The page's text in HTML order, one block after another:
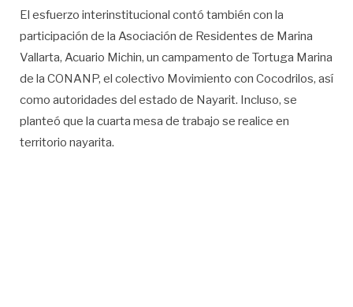
El esfuerzo interinstitucional contó también con la
participación de la Asociación de Residentes de Marina
Vallarta, Acuario Michin, un campamento de Tortuga Marina
de la CONANP, el colectivo Movimiento con Cocodrilos, así
como autoridades del estado de Nayarit. Incluso, se
planteó que la cuarta mesa de trabajo se realice en
territorio nayarita.